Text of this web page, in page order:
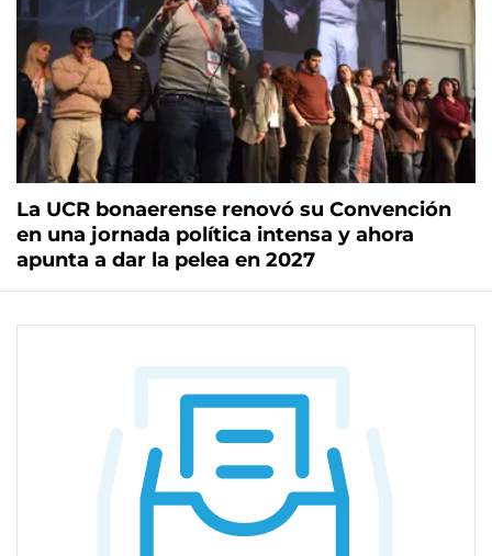
La UCR bonaerense renovó su Convención
en una jornada política intensa y ahora
apunta a dar la pelea en 2027